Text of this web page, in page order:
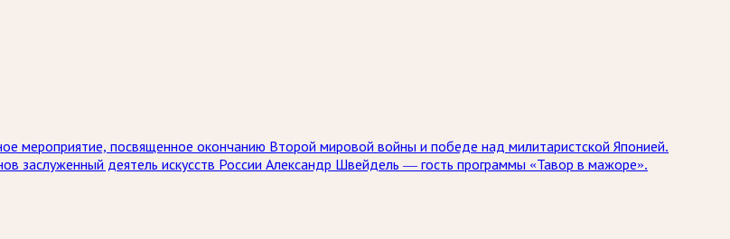
мероприятие, посвященное окончанию Второй мировой войны и победе над милитаристской Японией.
заслуженный деятель искусств России Александр Швейдель — гость программы «Тавор в мажоре».